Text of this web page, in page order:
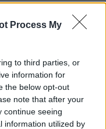
Process My
to third parties, or
information for
the below opt-out
note that after your
continue seeing
information utilized by
A